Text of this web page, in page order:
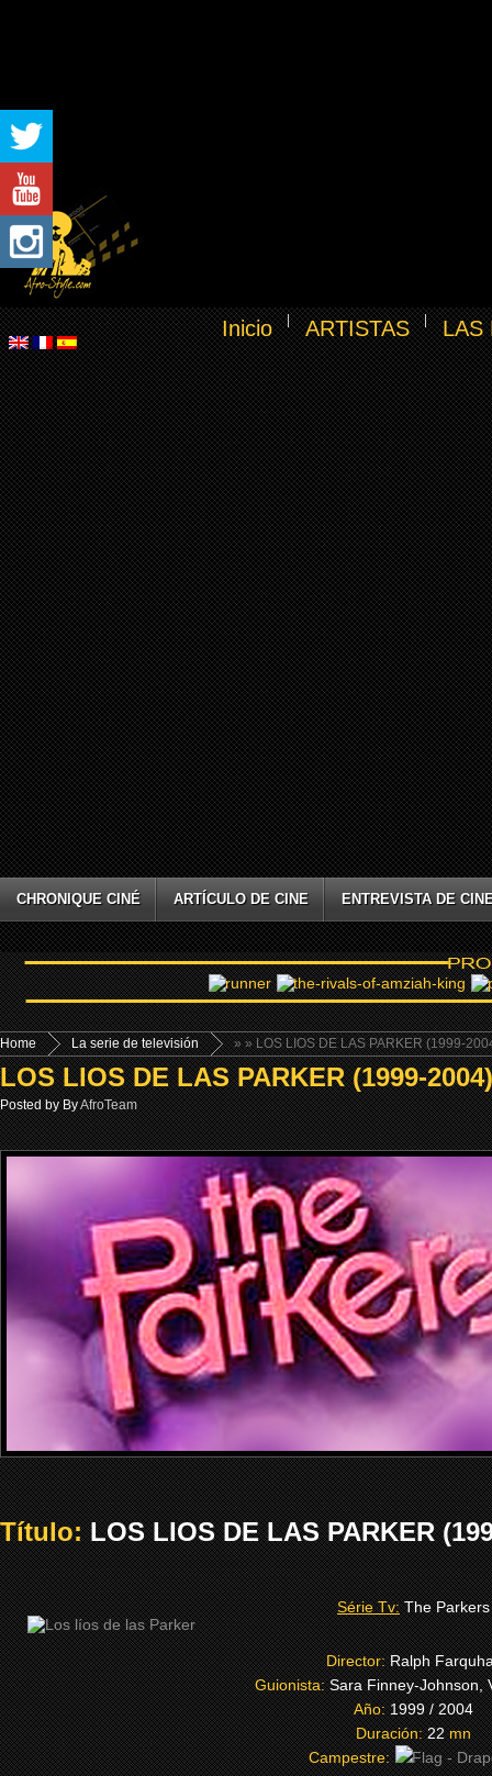
Inicio ARTISTAS LAS
CHRONIQUE CINÉ ARTÍCULO DE CINE ENTREVISTA DE
Home »
La serie de televisión » LOS LIOS DE LAS PARKER (1999-
LOS LIOS DE LAS PARKER (1999-2004)
Posted by ByAfroTeam
Título:LOS LIOS DE LAS PARKER
Série Tv: The Parkers
Director:Ralph
Guionista:Sara Finney-Johnson,
Año:1999 / 2004
Duración:22mn
Campestre: